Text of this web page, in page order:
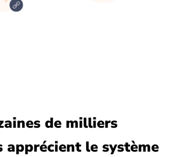
de milliers
le système